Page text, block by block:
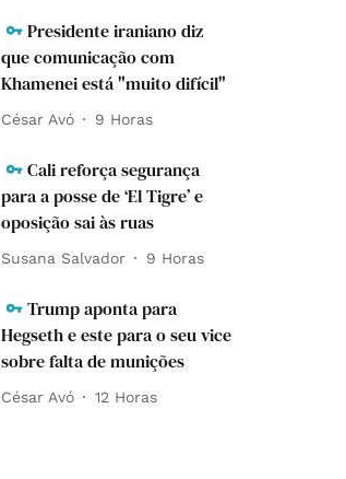
Presidente iraniano diz
que comunicação com
Khamenei está "muito difícil"
César Avó 9 Horas
Cali reforça segurança
para a posse de ‘El Tigre’ e
oposição sai às ruas
Susana Salvador 9 Horas
Trump aponta para
Hegseth e este para o seu vice
sobre falta de munições
César Avó 12 Horas